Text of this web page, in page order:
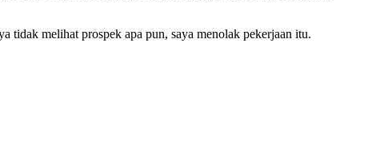
tidak melihat prospek apa pun, saya menolak pekerjaan itu.